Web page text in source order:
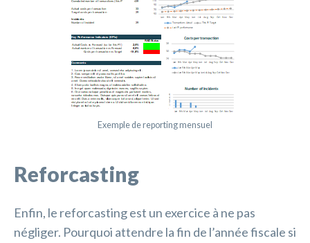
Exemple de reporting mensuel
Reforcasting
Enfin, le reforcasting est un exercice à ne pas
négliger. Pourquoi attendre la fin de l’année fiscale si